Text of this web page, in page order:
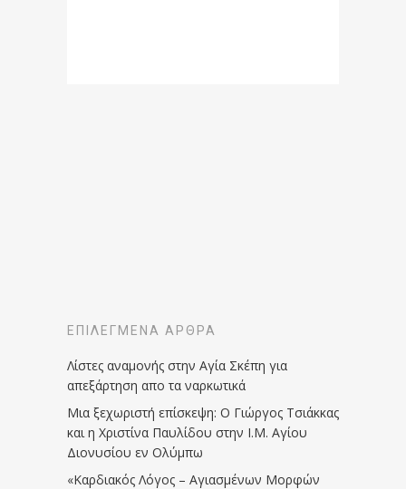
ΕΠΙΛΕΓΜΈΝΑ ΆΡΘΡΑ
Λίστες αναμονής στην Αγία Σκέπη για
απεξάρτηση απο τα ναρκωτικά
Μια ξεχωριστή επίσκεψη: Ο Γιώργος Τσιάκκας
και η Χριστίνα Παυλίδου στην Ι.Μ. Αγίου
Διονυσίου εν Ολύμπω
«Καρδιακός Λόγος – Αγιασμένων Μορφών